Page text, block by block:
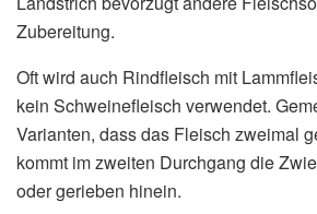
Zubereitung.
Oft wird auch Rindfleisch mit
kein Schweinefleisch verwendet.
Varianten, dass das Fleisch zweimal
kommt im zweiten Durchgang die
oder gerieben hinein.